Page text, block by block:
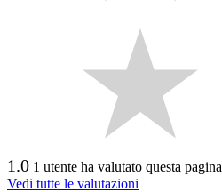
1.0 1 utente ha valutato questa pagina
Vedi tutte le valutazioni